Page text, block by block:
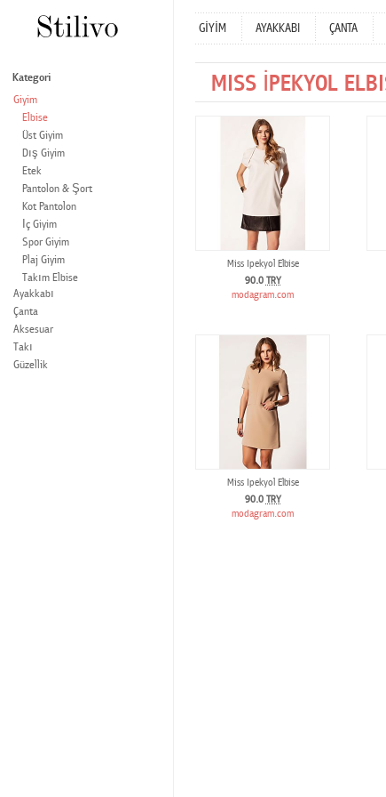
GİYİM AYAKKABI ÇANTA
MISS İPEKYOL
Miss Ipekyol Elbise
90.0 TRY
modagram.com
Miss Ipekyol Elbise
90.0 TRY
modagram.com
Kategori
Giyim
Elbise
Üst Giyim
Dış Giyim
Etek
Pantolon & Şort
Kot Pantolon
İç Giyim
Spor Giyim
Plaj Giyim
Takım Elbise
Ayakkabı
Çanta
Aksesuar
Takı
Güzellik